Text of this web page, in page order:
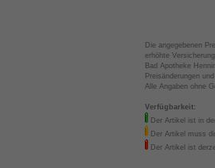
Die angegebenen
erhöhte
Bad Apotheke
Preisänderungen
Alle Angaben ohne
Verfügbarkeit:
Der Artikel ist in
Der Artikel muss
Der Artikel ist